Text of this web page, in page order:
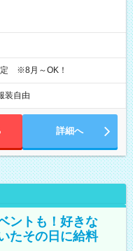
※8月～OK！
装自由
詳細へ
ントも！好きな
たその日に給料